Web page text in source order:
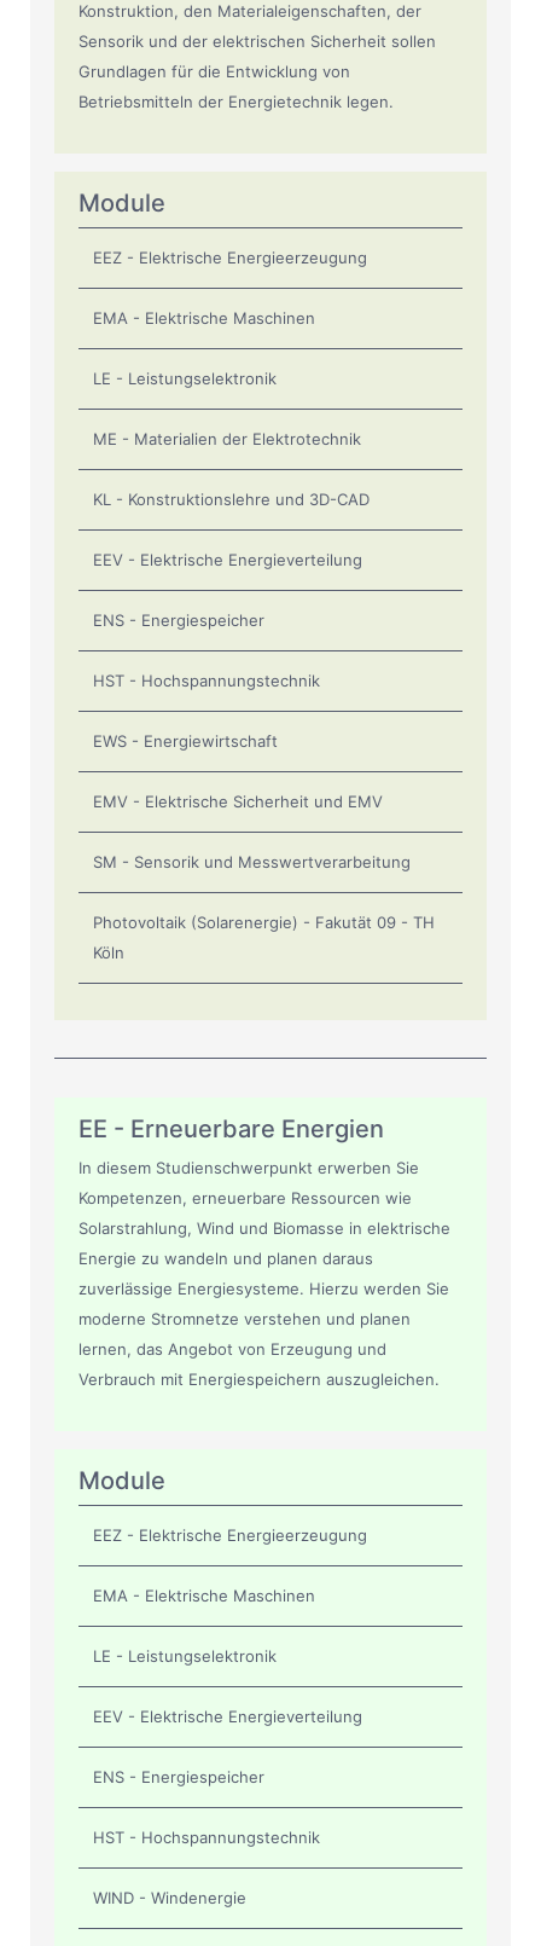
Konstruktion, den Materialeigenschaften, der
Sensorik und der elektrischen Sicherheit sollen
Grundlagen für die Entwicklung von
Betriebsmitteln der Energietechnik legen.
Module
EEZ - Elektrische Energieerzeugung
EMA - Elektrische Maschinen
LE - Leistungselektronik
ME - Materialien der Elektrotechnik
KL - Konstruktionslehre und 3D-CAD
EEV - Elektrische Energieverteilung
ENS - Energiespeicher
HST - Hochspannungstechnik
EWS - Energiewirtschaft
EMV - Elektrische Sicherheit und EMV
SM - Sensorik und Messwertverarbeitung
Photovoltaik (Solarenergie) - Fakutät 09 - TH
Köln
EE - Erneuerbare Energien
In diesem Studienschwerpunkt erwerben Sie
Kompetenzen, erneuerbare Ressourcen wie
Solarstrahlung, Wind und Biomasse in elektrische
Energie zu wandeln und planen daraus
zuverlässige Energiesysteme. Hierzu werden Sie
moderne Stromnetze verstehen und planen
lernen, das Angebot von Erzeugung und
Verbrauch mit Energiespeichern auszugleichen.
Module
EEZ - Elektrische Energieerzeugung
EMA - Elektrische Maschinen
LE - Leistungselektronik
EEV - Elektrische Energieverteilung
ENS - Energiespeicher
HST - Hochspannungstechnik
WIND - Windenergie